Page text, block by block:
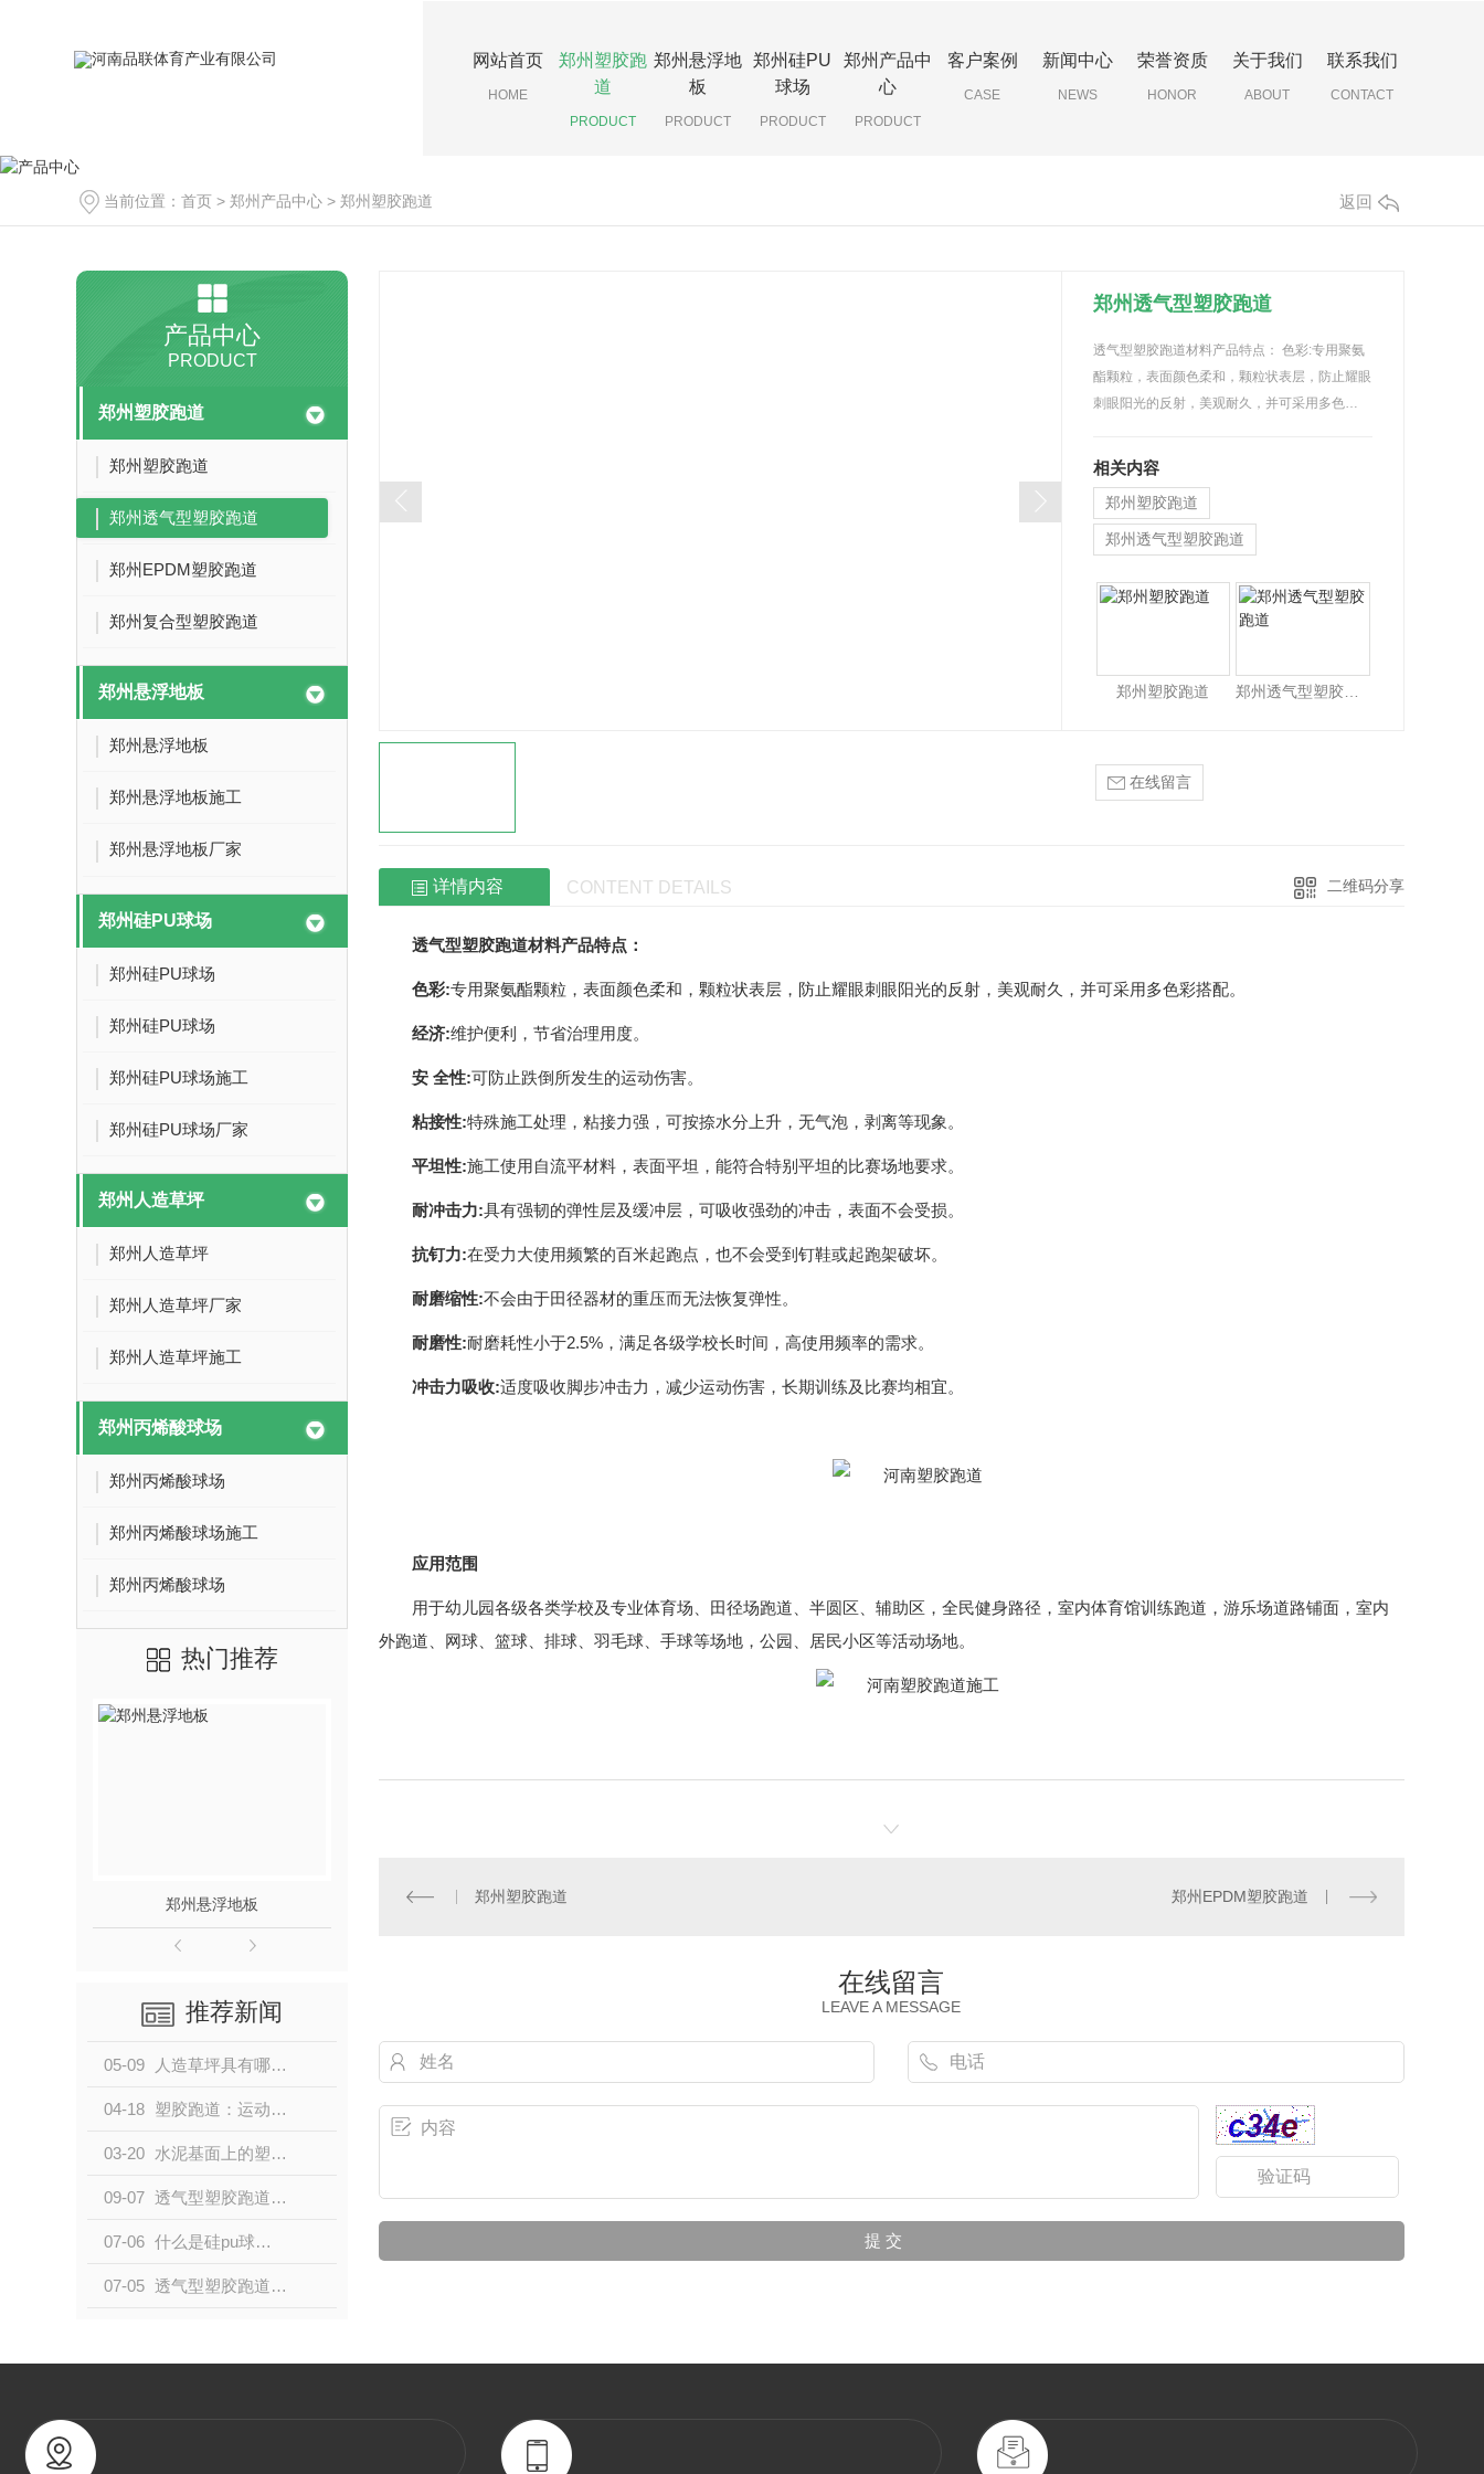
网站首页
HOME
郑州塑胶跑
道
PRODUCT
郑州悬浮地
板
PRODUCT
郑州硅PU
球场
PRODUCT
郑州产品中
心
PRODUCT
客户案例
CASE
新闻中心
NEWS
荣誉资质
HONOR
关于我们
ABOUT
联系我们
CONTACT
当前位置： 首页 > 郑州产品中心 > 郑州塑胶跑道 返回
产品中心
PRODUCT
郑州塑胶跑道
郑州塑胶跑道
郑州透气型塑胶跑道
郑州EPDM塑胶跑道
郑州复合型塑胶跑道
郑州悬浮地板
郑州悬浮地板
郑州悬浮地板施工
郑州悬浮地板厂家
郑州硅PU球场
郑州硅PU球场
郑州硅PU球场
郑州硅PU球场施工
郑州硅PU球场厂家
郑州人造草坪
郑州人造草坪
郑州人造草坪厂家
郑州人造草坪施工
郑州丙烯酸球场
郑州丙烯酸球场
郑州丙烯酸球场施工
郑州丙烯酸球场
热门推荐
郑州悬浮地板 郑州硅PU球场
推荐新闻
05-09 人造草坪具有哪些显著的优势？
04-18 塑胶跑道：运动场地的常见选择
03-20 水泥基面上的塑胶跑道施工方案
09-07 透气型塑胶跑道和混合型塑胶跑道有什么区别呢？
07-06 什么是硅pu球场？
07-05 透气型塑胶跑道施工材料
郑州透气型塑胶跑道
透气型塑胶跑道材料产品特点： 色彩:专用聚氨
酯颗粒，表面颜色柔和，颗粒状表层，防止耀眼
刺眼阳光的反射，美观耐久，并可采用多色…
相关内容
郑州塑胶跑道
郑州透气型塑胶跑道
郑州塑胶跑道
在线留言
详情内容 CONTENT DETAILS 二维码分享
透气型塑胶跑道材料产品特点：
色彩:专用聚氨酯颗粒，表面颜色柔和，颗粒状表层，防止耀眼刺眼阳光的反射，美观耐久，并可采用多色彩搭配。
经济:维护便利，节省治理用度。
安 全性:可防止跌倒所发生的运动伤害。
粘接性:特殊施工处理，粘接力强，可按捺水分上升，无气泡，剥离等现象。
平坦性:施工使用自流平材料，表面平坦，能符合特别平坦的比赛场地要求。
耐冲击力:具有强韧的弹性层及缓冲层，可吸收强劲的冲击，表面不会受损。
抗钉力:在受力大使用频繁的百米起跑点，也不会受到钉鞋或起跑架破坏。
耐磨缩性:不会由于田径器材的重压而无法恢复弹性。
耐磨性:耐磨耗性小于2.5%，满足各级学校长时间，高使用频率的需求。
冲击力吸收:适度吸收脚步冲击力，减少运动伤害，长期训练及比赛均相宜。
应用范围
用于幼儿园各级各类学校及专业体育场、田径场跑道、半圆区、辅助区，全民健身路径，室内体育馆训练跑道，游乐场道路铺面，室内
外跑道、网球、篮球、排球、羽毛球、手球等场地，公园、居民小区等活动场地。
郑州塑胶跑道 郑州EPDM塑胶跑道
在线留言
LEAVE A MESSAGE